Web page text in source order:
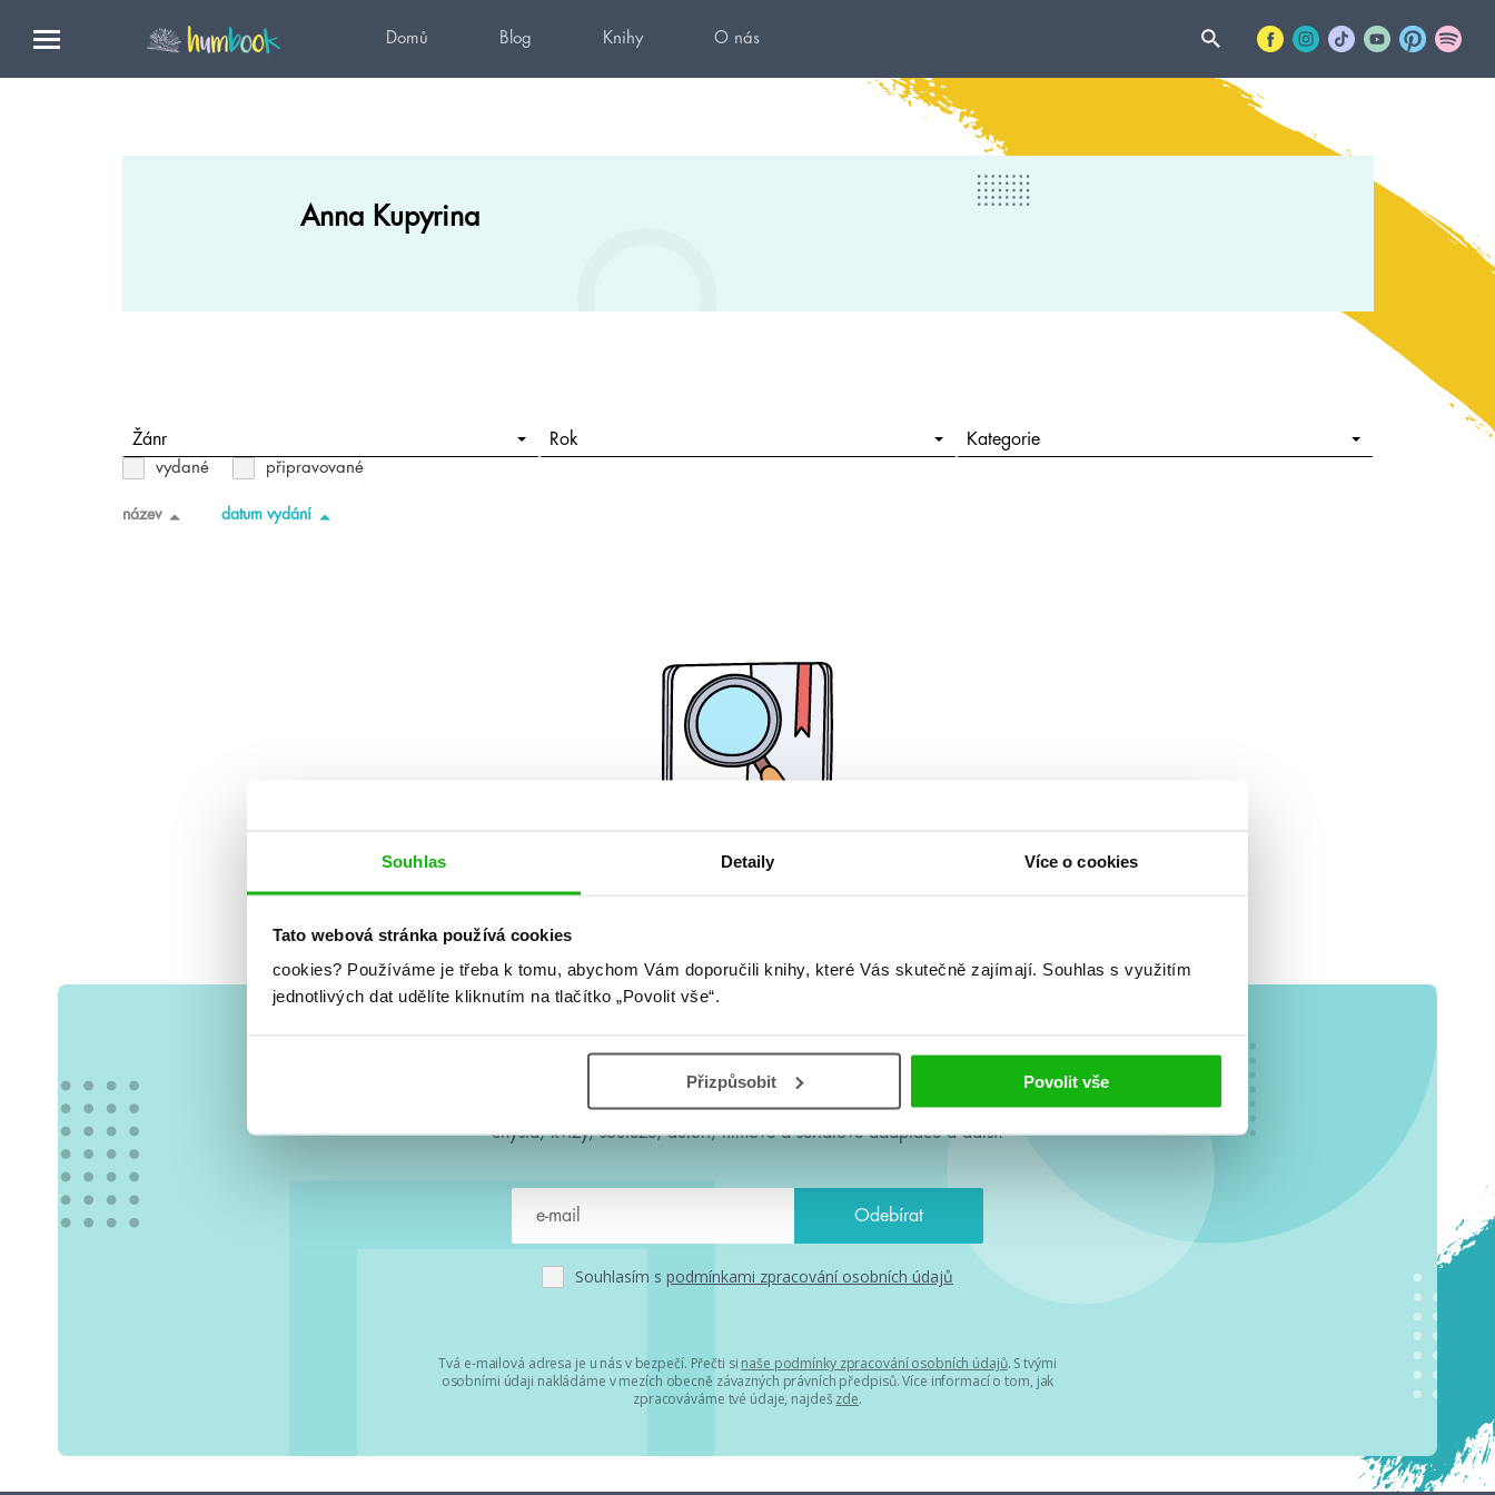
Souhlas Detaily Více o cookies
Tato webová stránka používá cookies
cookies? Používáme je třeba k tomu, abychom Vám doporučili knihy, které Vás skutečně zajímají. Souhlas s využitím
jednotlivých dat udělíte kliknutím na tlačítko „Povolit vše“.
Přizpůsobit Povolit vše
Domů Blog Knihy O nás
Anna Kupyrina
Žánr Rok Kategorie
vydané připravované
název datum vydání
#HumbookNews
Vše kolem #youngadult každý měsíc rovnou do mailu! Nové knihy, co se
chystá, kvízy, soutěže, autoři, filmové a seriálové adaptace a další.
Souhlasím s podmínkami zpracování osobních údajů
Tvá e-mailová adresa je u nás v bezpečí. Přečti si naše podmínky zpracování osobních údajů. S tvými
osobními údaji nakládáme v mezích obecně závazných právních předpisů. Více informací o tom, jak
zpracováváme tvé údaje, najdeš zde.